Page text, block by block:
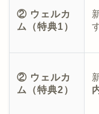
② ウェルカ
ム（特典1）
② ウェルカ
ム（特典2）